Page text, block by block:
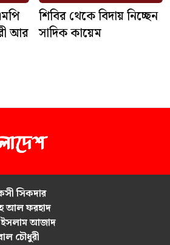
আর
শিবির থেকে বিদায় নিচ্ছেন
সাদিক কায়েম
সিকদার
আল ফরহাদ
ইসলাম আজাদ
চৌধুরী